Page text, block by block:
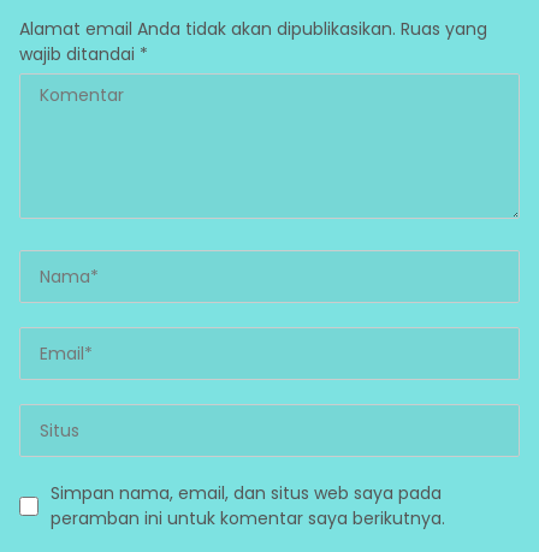
Alamat email Anda tidak akan dipublikasikan. Ruas yang
wajib ditandai *
Simpan nama, email, dan situs web saya pada
peramban ini untuk komentar saya berikutnya.